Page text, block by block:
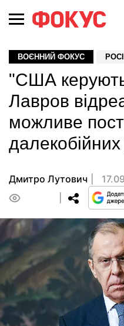
ВОЄННИЙ ФОКУС
"США
Лавров
можливе
Дмитро Лутович